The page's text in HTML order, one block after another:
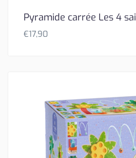
Pyramide carrée Les 4
€17,90